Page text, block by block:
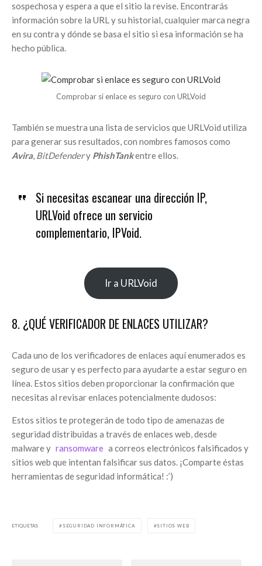
sospechosa y espera a que el sitio la revise. Encontrarás
información sobre la URL y su historial, cualquier marca negra
en su contra y dónde se basa el sitio si esa información se ha
hecho pública.
Comprobar si enlace es seguro con URLVoid
También se muestra una lista de servicios que URLVoid utiliza
para generar sus resultados, con nombres famosos como
Avira, BitDefendery PhishTankentre ellos.
Si necesitas escanear una dirección IP,
URLVoid ofrece un servicio
complementario, IPVoid.
Ir a URLVoid
8. ¿QUÉ VERIFICADOR DE ENLACES UTILIZAR?
Cada uno de los verificadores de enlaces aquí enumerados es
seguro de usar y es perfecto para ayudarte a estar seguro en
línea. Estos sitios deben proporcionar la confirmación que
necesitas al revisar enlaces potencialmente dudosos:
Estos sitios te protegerán de todo tipo de amenazas de
seguridad distribuidas a través de enlaces web, desde
malware y ransomware a correos electrónicos falsificados y
sitios web que intentan falsificar sus datos. ¡Comparte éstas
herramientas de seguridad informática! :’)
ETIQUETAS SEGURIDAD INFORMÁTICA SITIOS WEB